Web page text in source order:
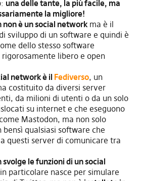
una delle tante, la più facile, ma
la migliore!
non è un social networkma è il
sviluppo di un software e quindi è
dello stesso software
libero e open
network è il Fediverso, un
costituito da diversi server
da milioni di utenti o da un solo
su internet e che eseguono
Mastodon, ma non solo
bensì qualsiasi software che
questi server di comunicare tra
le funzioni di un social
particolare nasce per simulare